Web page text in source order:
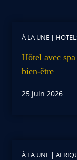
À LA UNE |
Hôtel avec
bien-être
25 juin 2026
À LA UNE |